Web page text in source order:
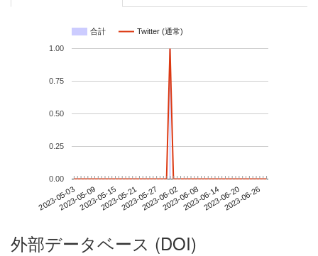
合計 Twitter (通常)
2023-05-032023-05-092023-05-152023-05-212023-05-272023-06-022023-06-082023-06-142023-06-202023-06-26
0.00
0.25
0.50
0.75
1.00
外部データベース (DOI)